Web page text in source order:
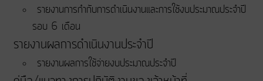
รายงานการกำกับการดำเนินงานและการใช้งบประมาณประจำปี
รอบ 6 เดือน
รายงานผลการดำเนินงานประจำปี
รายงานผลการใช้จ่ายงบประมาณประจำปี